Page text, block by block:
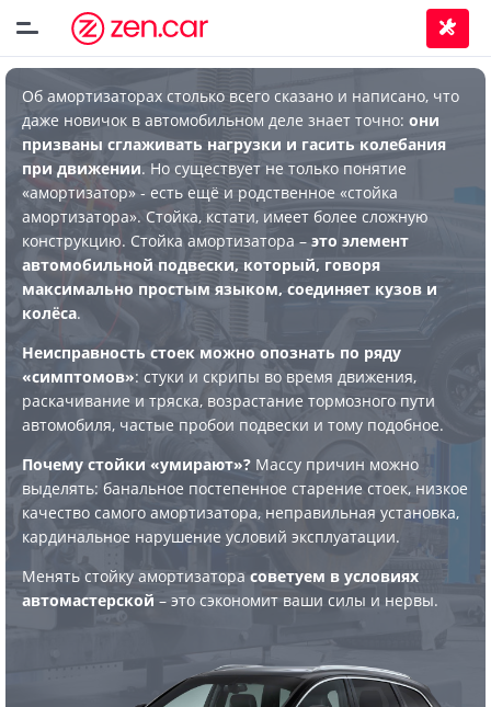
Об амортизаторах столько всего сказано и написано, что
даже новичок в автомобильном деле знает точно: они
призваны сглаживать нагрузки и гасить колебания
при движении. Но существует не только понятие
«амортизатор» - есть ещё и родственное «стойка
амортизатора». Стойка, кстати, имеет более сложную
конструкцию. Стойка амортизатора – это элемент
автомобильной подвески, который, говоря
максимально простым языком, соединяет кузов и
колёса.
Неисправность стоек можно опознать по ряду
«симптомов»: стуки и скрипы во время движения,
раскачивание и тряска, возрастание тормозного пути
автомобиля, частые пробои подвески и тому подобное.
Почему стойки «умирают»? Массу причин можно
выделять: банальное постепенное старение стоек, низкое
качество самого амортизатора, неправильная установка,
кардинальное нарушение условий эксплуатации.
Менять стойку амортизатора советуем в условиях
автомастерской – это сэкономит ваши силы и нервы.